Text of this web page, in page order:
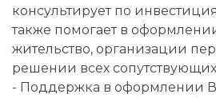
консультирует по
также помогает в
жительство, организации
решении всех
- Поддержка в оформлении